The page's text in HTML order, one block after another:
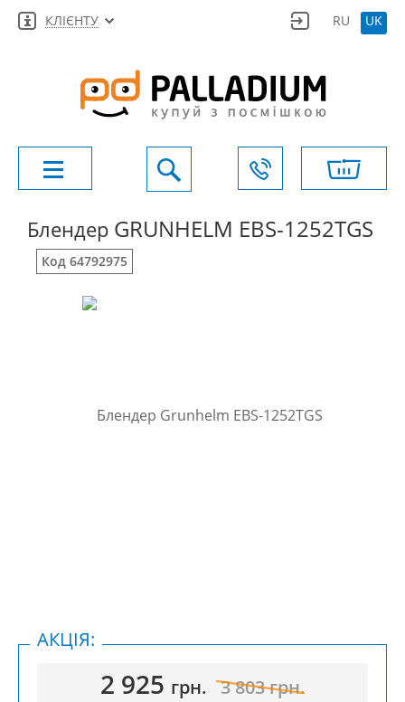
КЛІЄНТУ RU UK
Блендер GRUNHELM EBS-1252TGS
Код 64792975
2 925 грн. 3 803грн.
АКЦІЯ: